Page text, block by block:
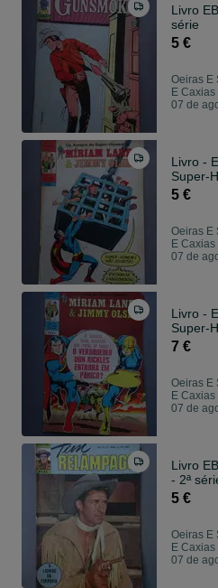
Livro
série
5 €
Oeiras E
E Caxias
07 de
Livro -
Super-
Jimmy
5 €
Oeiras E
E Caxias
07 de
Livro -
Super-
Jimmy
7 €
Oeiras E
E Caxias
07 de
Livro
- 2ª
5 €
Oeiras E
E Caxias
07 de